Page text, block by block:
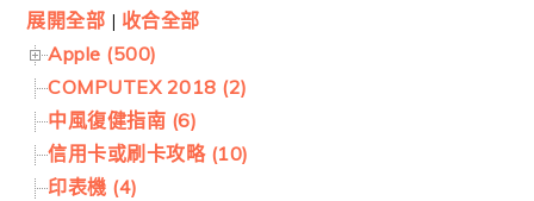
展開全部 | 收合全部
Apple (500)
COMPUTEX 2018 (2)
中風復健指南 (6)
信用卡或刷卡攻略 (10)
印表機 (4)